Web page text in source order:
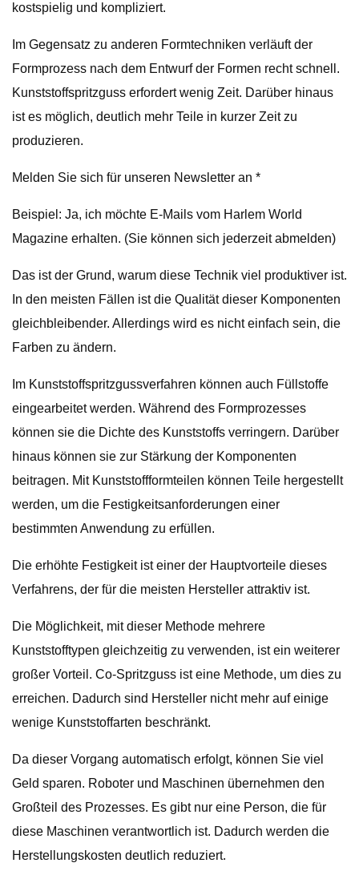
kostspielig und kompliziert.
Im Gegensatz zu anderen Formtechniken verläuft der
Formprozess nach dem Entwurf der Formen recht schnell.
Kunststoffspritzguss erfordert wenig Zeit. Darüber hinaus
ist es möglich, deutlich mehr Teile in kurzer Zeit zu
produzieren.
Melden Sie sich für unseren Newsletter an *
Beispiel: Ja, ich möchte E-Mails vom Harlem World
Magazine erhalten. (Sie können sich jederzeit abmelden)
Das ist der Grund, warum diese Technik viel produktiver ist.
In den meisten Fällen ist die Qualität dieser Komponenten
gleichbleibender. Allerdings wird es nicht einfach sein, die
Farben zu ändern.
Im Kunststoffspritzgussverfahren können auch Füllstoffe
eingearbeitet werden. Während des Formprozesses
können sie die Dichte des Kunststoffs verringern. Darüber
hinaus können sie zur Stärkung der Komponenten
beitragen. Mit Kunststoffformteilen können Teile hergestellt
werden, um die Festigkeitsanforderungen einer
bestimmten Anwendung zu erfüllen.
Die erhöhte Festigkeit ist einer der Hauptvorteile dieses
Verfahrens, der für die meisten Hersteller attraktiv ist.
Die Möglichkeit, mit dieser Methode mehrere
Kunststofftypen gleichzeitig zu verwenden, ist ein weiterer
großer Vorteil. Co-Spritzguss ist eine Methode, um dies zu
erreichen. Dadurch sind Hersteller nicht mehr auf einige
wenige Kunststoffarten beschränkt.
Da dieser Vorgang automatisch erfolgt, können Sie viel
Geld sparen. Roboter und Maschinen übernehmen den
Großteil des Prozesses. Es gibt nur eine Person, die für
diese Maschinen verantwortlich ist. Dadurch werden die
Herstellungskosten deutlich reduziert.